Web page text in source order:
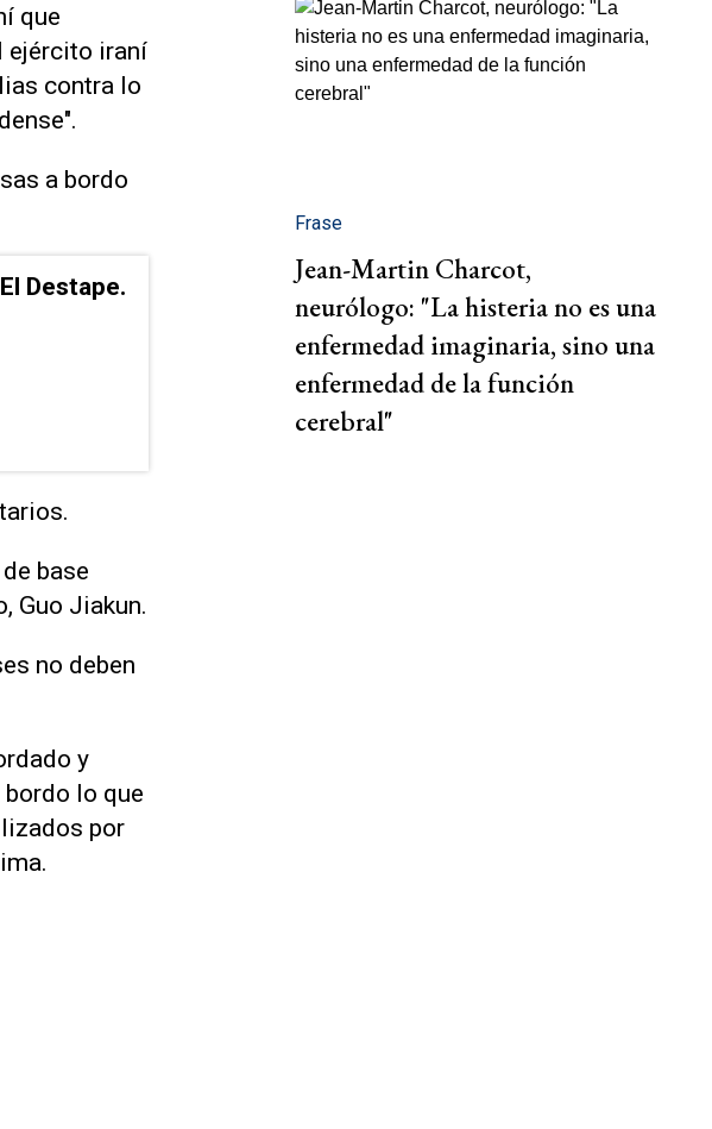
que
ejército iraní
contra ​lo
a bordo
Destape.
base
Guo Jiakun.
no deben
y
lo ‌que
por
Frase
Jean-Martin Charcot,
neurólogo: "La histeria no es una
enfermedad imaginaria, sino una
enfermedad de la función
cerebral"